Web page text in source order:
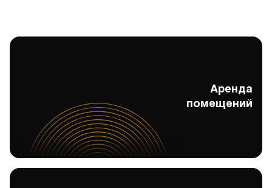
Аренда
помещений